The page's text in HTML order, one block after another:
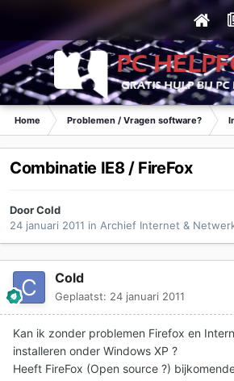
Home Problemen / Vragen software?
Combinatie IE8 / FireFox
DoorCold
24 januari 2011 in Archief Internet &
Cold
Geplaatst: 24 januari 2011
Kan ik zonder problemen Firefox en
installeren onder Windows XP ?
Heeft FireFox (Open source ?)